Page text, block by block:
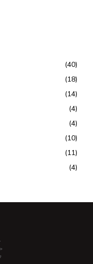
(40)
(18)
(14)
(4)
(4)
(10)
(11)
(4)